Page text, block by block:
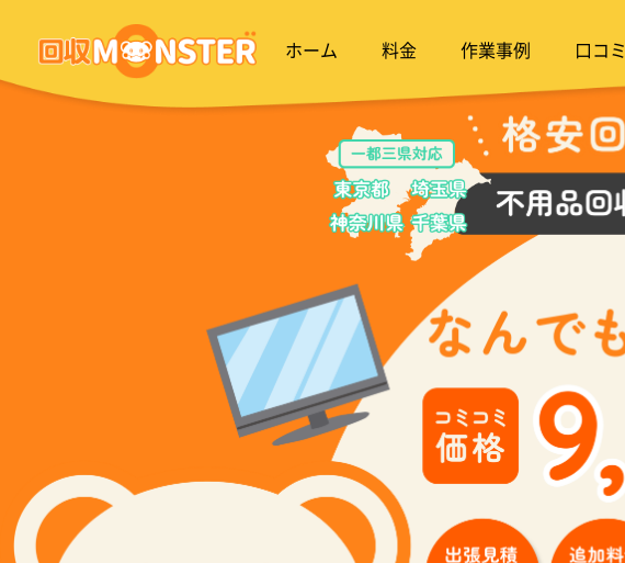
ホーム 料金 作業事例 口コミ